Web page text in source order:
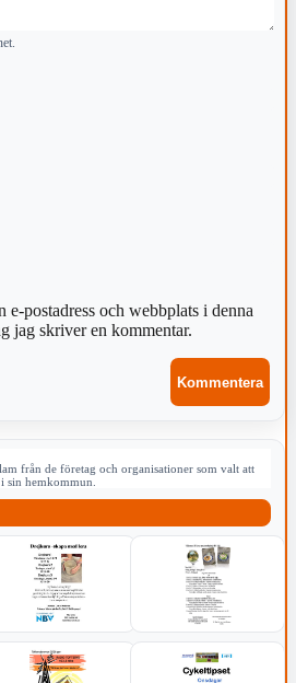
e-postadress och webbplats i denna
jag skriver en kommentar.
från de företag och organisationer som valt att
sin hemkommun.